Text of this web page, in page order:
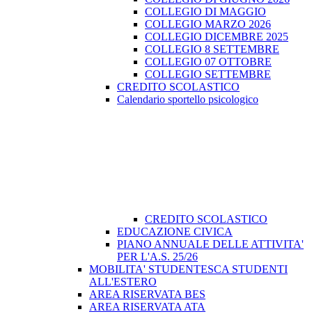
COLLEGIO DI MAGGIO
COLLEGIO MARZO 2026
COLLEGIO DICEMBRE 2025
COLLEGIO 8 SETTEMBRE
COLLEGIO 07 OTTOBRE
COLLEGIO SETTEMBRE
CREDITO SCOLASTICO
Calendario sportello psicologico
CREDITO SCOLASTICO
EDUCAZIONE CIVICA
PIANO ANNUALE DELLE ATTIVITA'
PER L'A.S. 25/26
MOBILITA' STUDENTESCA STUDENTI
ALL'ESTERO
AREA RISERVATA BES
AREA RISERVATA ATA